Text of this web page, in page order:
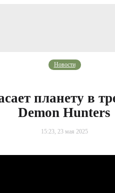
Новости
планету в
Demon Hunters
15:23, 23 мая 2025